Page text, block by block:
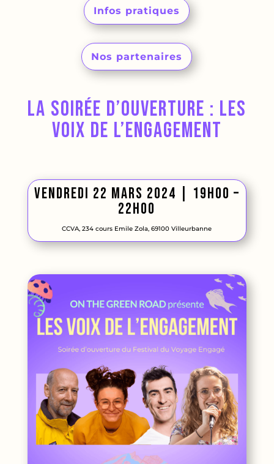
Infos pratiques
Nos partenaires
La soirée d’ouverture : les
voix de l’engagement
Vendredi 22 mars 2024 | 19h00 –
22h00
CCVA, 234 cours Emile Zola, 69100 Villeurbanne